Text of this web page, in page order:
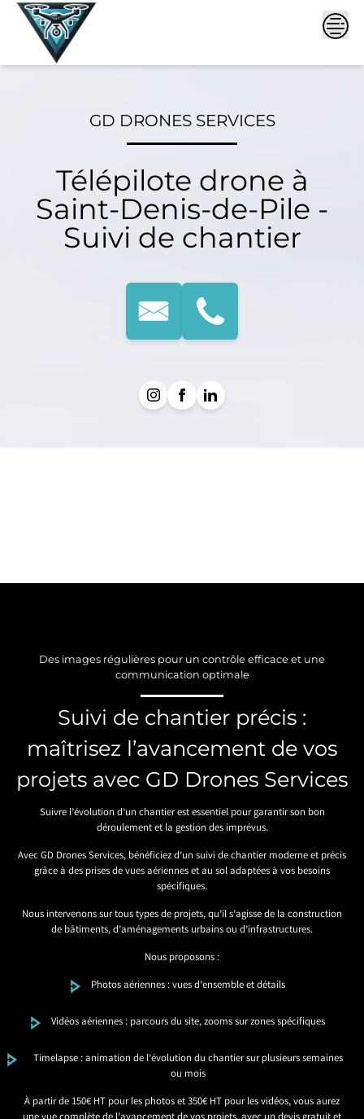
Skip
GD DRONES SERVICES
Télépilote drone à
Saint-Denis-de-Pile -
Suivi de chantier
Des images régulières pour un contrôle efficace et une
communication optimale
Suivi de chantier précis :
maîtrisez l’avancement de vos
projets avec GD Drones Services
Suivre l’évolution d’un chantier est essentiel pour garantir son bon
déroulement et la gestion des imprévus.
Avec GD Drones Services, bénéficiez d’un suivi de chantier moderne et précis
grâce à des prises de vues aériennes et au sol adaptées à vos besoins
spécifiques.
Nous intervenons sur tous types de projets, qu’il s’agisse de la construction
de bâtiments, d’aménagements urbains ou d’infrastructures.
Nous proposons :
Photos aériennes : vues d’ensemble et détails
Vidéos aériennes : parcours du site, zooms sur zones spécifiques
Timelapse : animation de l’évolution du chantier sur plusieurs semaines
ou mois
À partir de 150€ HT pour les photos et 350€ HT pour les vidéos, vous aurez